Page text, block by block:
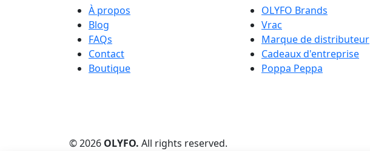
À propos
Blog
FAQs
Contact
Boutique
OLYFO Brands
Vrac
Marque de distributeur
Cadeaux d'entreprise
Poppa Peppa
© 2026 OLYFO. All rights reserved.